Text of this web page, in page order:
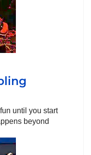
until you start
beyond